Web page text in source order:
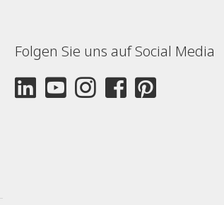
Folgen Sie uns auf Social Media